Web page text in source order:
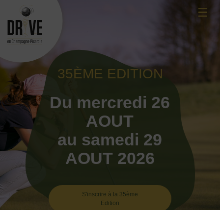
content
☰
35ÈME EDITION
Du mercredi 26
AOUT
au samedi 29
AOUT 2026
S'inscrire à la 35ème
Edition